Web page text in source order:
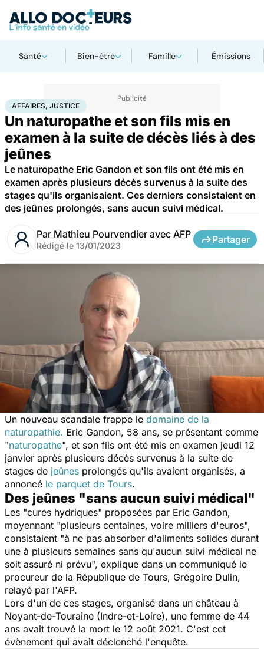
Santé Bien-être Famille Émissions
AccueilSantéSociétéJustice Affaires, justice
AFFAIRES, JUSTICE
Un naturopathe et son fils mis en
examen à la suite de décès liés à des
jeûnes
Le naturopathe Eric Gandon et son fils ont été mis en
examen après plusieurs décès survenus à la suite des
stages qu'ils organisaient. Ces derniers consistaient en
des jeûnes prolongés, sans aucun suivi médical.
Par Mathieu Pourvendier avec AFP
Rédigé le 13/01/2023
Partager
Un nouveau scandale frappe le domaine de la
naturopathie. Eric Gandon, 58 ans, se présentant comme
"naturopathe", et son fils ont été mis en examen jeudi 12
janvier après plusieurs décès survenus à la suite de
stages de jeûnes prolongés qu'ils avaient organisés, a
annoncé le parquet de Tours.
Des jeûnes "sans aucun suivi médical"
Les "cures hydriques" proposées par Eric Gandon,
moyennant "plusieurs centaines, voire milliers d'euros",
consistaient "à ne pas absorber d'aliments solides durant
une à plusieurs semaines sans qu'aucun suivi médical ne
soit assuré ni prévu", explique dans un communiqué le
procureur de la République de Tours, Grégoire Dulin,
relayé par l'AFP.
Lors d'un de ces stages, organisé dans un château à
Noyant-de-Touraine (Indre-et-Loire), une femme de 44
ans avait trouvé la mort le 12 août 2021. C'est cet
évènement qui avait déclenché l'enquête.